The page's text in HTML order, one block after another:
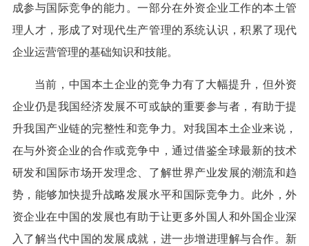
成参与国际竞争的能力。一部分在外资企业工作的本土管
理人才，形成了对现代生产管理的系统认识，积累了现代
企业运营管理的基础知识和技能。
当前，中国本土企业的竞争力有了大幅提升，但外资
企业仍是我国经济发展不可或缺的重要参与者，有助于提
升我国产业链的完整性和竞争力。对我国本土企业来说，
在与外资企业的合作或竞争中，通过借鉴全球最新的技术
研发和国际市场开发理念、了解世界产业发展的潮流和趋
势，能够加快提升战略发展水平和国际竞争力。此外，外
资企业在中国的发展也有助于让更多外国人和外国企业深
入了解当代中国的发展成就，进一步增进理解与合作。新